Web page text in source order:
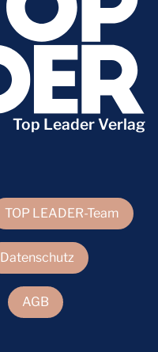
TOP LEADER-Team
Datenschutz
AGB
Top Leader Verlag